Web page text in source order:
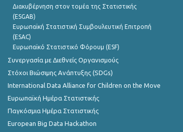
Διακυβέρνηση στον τομέα της Στατιστικής
(ESGAB)
Ευρωπαϊκή Στατιστική Συμβουλευτική Επιτροπή
(ESAC)
Ευρωπαϊκό Στατιστικό Φόρουμ (ESF)
Συνεργασία με Διεθνείς Οργανισμούς
Στόχοι Βιώσιμης Ανάπτυξης (SDGs)
International Data Alliance for Children on the Move
Ευρωπαϊκή Ημέρα Στατιστικής
Παγκόσμια Ημέρα Στατιστικής
European Big Data Hackathon